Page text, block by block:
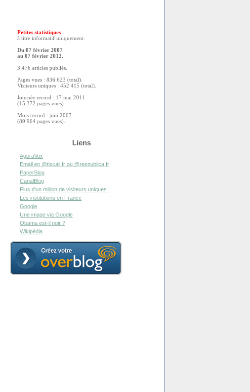
Petites statistiques
à titre informatif uniquement.
Du 07 février 2007
au 07 février 2012.
3 476 articles publiés.
Pages vues : 836 623 (total).
Visiteurs uniques : 452 415 (total).
Journée record : 17 mai 2011
(15 372 pages vues).
Mois record : juin 2007
(89 964 pages vues).
Liens
AgoraVox
Email en @tiscali.fr ou @respublica.fr
PaperBlog
CanalBlog
Plus d'un million de visiteurs uniques !
Les institutions en France
Google
Une image via Google
Obama est-il noir ?
Wikipédia